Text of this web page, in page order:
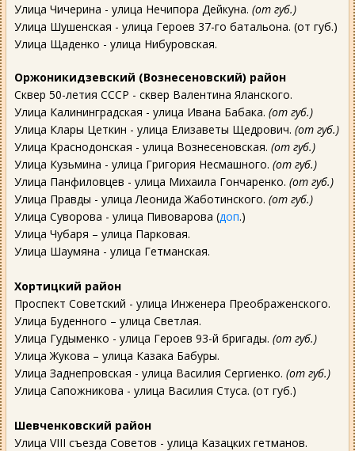
Улица Чичерина - улица Нечипора Дейкуна. (от губ.)
Улица Шушенская - улица Героев 37-го батальона. (от губ.)
Улица Щаденко - улица Нибуровская.
Оржоникидзевский (Вознесеновский) район
Сквер 50-летия СССР - сквер Валентина Яланского.
Улица Калининградская - улица Ивана Бабака. (от губ.)
Улица Клары Цеткин - улица Елизаветы Щедрович. (от губ.)
Улица Краснодонская - улица Вознесеновская. (от губ.)
Улица Кузьмина - улица Григория Несмашного. (от губ.)
Улица Панфиловцев - улица Михаила Гончаренко. (от губ.)
Улица Правды - улица Леонида Жаботинского. (от губ.)
Улица Суворова - улица Пивоварова (доп.)
Улица Чубаря – улица Парковая.
Улица Шаумяна - улица Гетманская.
Хортицкий район
Проспект Советский - улица Инженера Преображенского.
Улица Буденного – улица Светлая.
Улица Гудыменко - улица Героев 93-й бригады. (от губ.)
Улица Жукова – улица Казака Бабуры.
Улица Заднепровская - улица Василия Сергиенко. (от губ.)
Улица Сапожникова - улица Василия Стуса. (от губ.)
Шевченковский район
Улица VIII съезда Советов - улица Казацких гетманов.